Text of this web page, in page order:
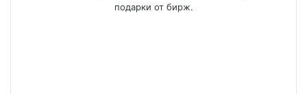
подарки от бирж.